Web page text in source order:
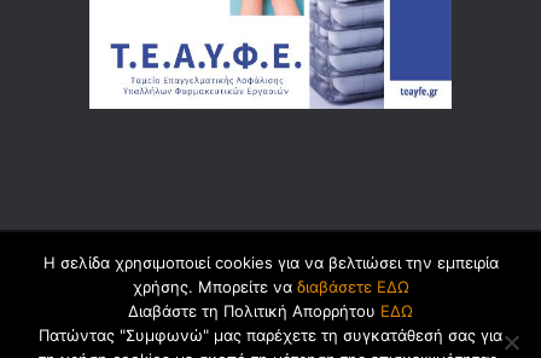
© 2026 byDualsoft
Η σελίδα χρησιμοποιεί cookies για να βελτιώσει την εμπειρία
χρήσης. Μπορείτε να διαβάσετε ΕΔΩ
Διαβάστε τη Πολιτική Απορρήτου ΕΔΩ
Πατώντας "Συμφωνώ" μας παρέχετε τη συγκατάθεσή σας για